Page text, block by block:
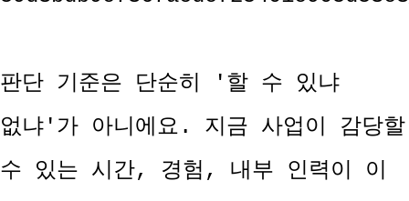
판단 기준은 단순히 '할 수 있냐
없냐'가 아니에요. 지금 사업이 감당할
수 있는 시간, 경험, 내부 인력이 이